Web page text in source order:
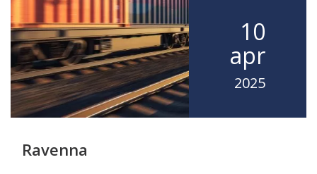
10
apr
2025
Ravenna